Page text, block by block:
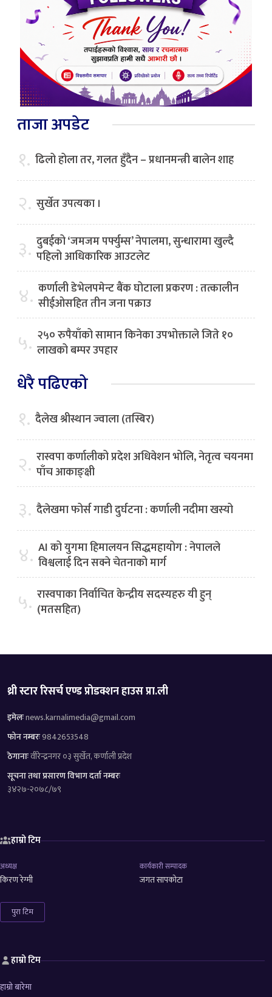
ताजा अपडेट
१. ढिलो होला तर, गलत हुँदैन – प्रधानमन्त्री बालेन शाह
२. सुर्खेत उपत्यका ।
३. दुबईको ‘जमजम पर्फ्युम्स’ नेपालमा, सुन्धारामा खुल्दै
पहिलो आधिकारिक आउटलेट
४. कर्णाली डेभेलपमेन्ट बैंक घोटाला प्रकरण : तत्कालीन
सीईओसहित तीन जना पक्राउ
५. २५० रुपैयाँको सामान किनेका उपभोक्ताले जिते १०
लाखको बम्पर उपहार
धेरै पढिएको
१. दैलेख श्रीस्थान ज्वाला (तस्बिर)
२. रास्वपा कर्णालीको प्रदेश अधिवेशन भोलि, नेतृत्व चयनमा
पाँच आकाङ्क्षी
३. दैलेखमा फोर्स गाडी दुर्घटना : कर्णाली नदीमा खस्यो
४. AI को युगमा हिमालयन सिद्धमहायोग : नेपालले
विश्वलाई दिन सक्ने चेतनाको मार्ग
५. रास्वपाका निर्वाचित केन्द्रीय सदस्यहरु यी हुन्
(मतसहित)
थ्री स्टार रिसर्च एण्ड प्रोडक्शन हाउस प्रा.ली
इमेलःnews.karnalimedia@gmail.com
फोन नम्बरः9842653548
ठेगानाःवीरेन्द्रनगर ०३ सुर्खेत, कर्णाली प्रदेश
सूचना तथा प्रसारण विभाग दर्ता नम्बरः
३४२७-२०७८/७९
हाम्रो टिम
अध्यक्ष
किरण रेग्मी
कार्यकारी सम्पादक
जगत सापकोटा
पुरा टिम
हाम्रो टिम
हाम्रो बारेमा